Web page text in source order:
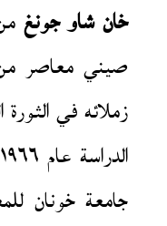
خان شاو جونغ
صيني معاصر
زملائه في
جامعة خونان